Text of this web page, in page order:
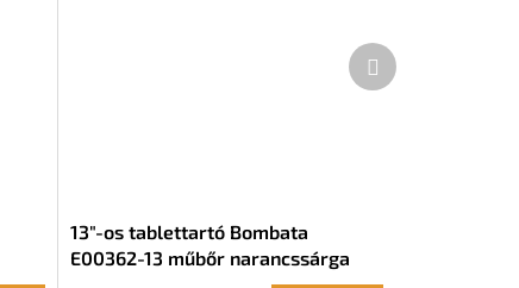
13"-os tablettartó Bombata
E00362-13 műbőr narancssárga
Következő
termék